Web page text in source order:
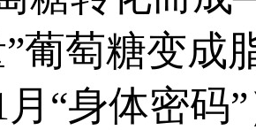
”葡萄糖变成
月“身体密码